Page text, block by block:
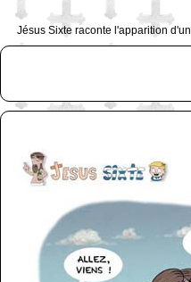
Jésus Sixte raconte l'apparition